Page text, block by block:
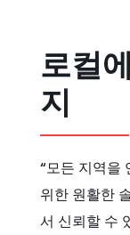
로컬
지
“모든 지역을
위한 원활한
서 신뢰할 수